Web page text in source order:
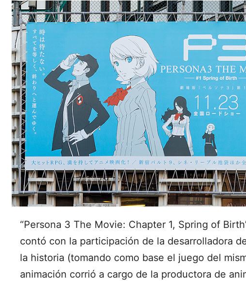
“Persona 3 The Movie: Chapter 1, Spring of
contó con la participación de la desarrolladora
la historia (tomando como base el juego del
animación corrió a cargo de la productora de